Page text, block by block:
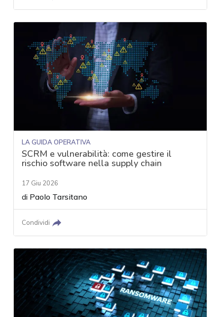
LA GUIDA OPERATIVA
SCRM e vulnerabilità: come gestire il
rischio software nella supply chain
17 Giu 2026
di Paolo Tarsitano
Condividi